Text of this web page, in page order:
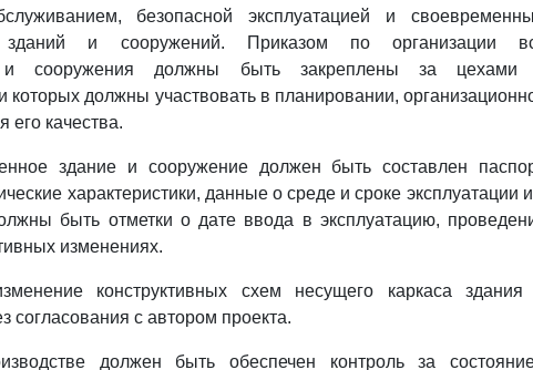
безопасной эксплуатацией и
и сооружений. Приказом по организации
и сооружения должны быть закреплены за цехами
которых должны участвовать в планировании,
его качества.
здание и сооружение должен быть составлен
характеристики, данные о среде и сроке эксплуатации
быть отметки о дате ввода в эксплуатацию,
изменениях.
конструктивных схем несущего каркаса
согласования с автором проекта.
должен быть обеспечен контроль за